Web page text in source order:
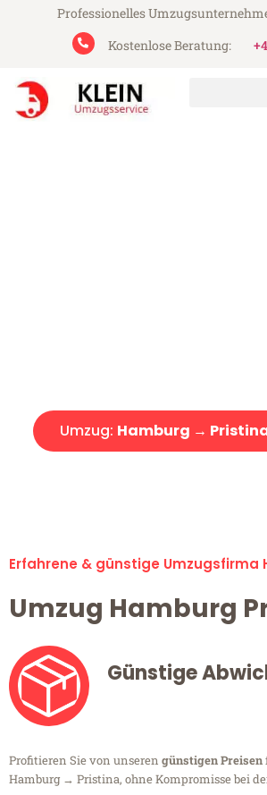
Professionelles
Kostenlose Beratung:
Umzug: Hamburg →
Erfahrene & günstige Umzugsfirma
Umzug Hamburg
Günstige
Profitieren Sie von unseren günstigen Preisen
Hamburg → Pristina, ohne Kompromisse bei